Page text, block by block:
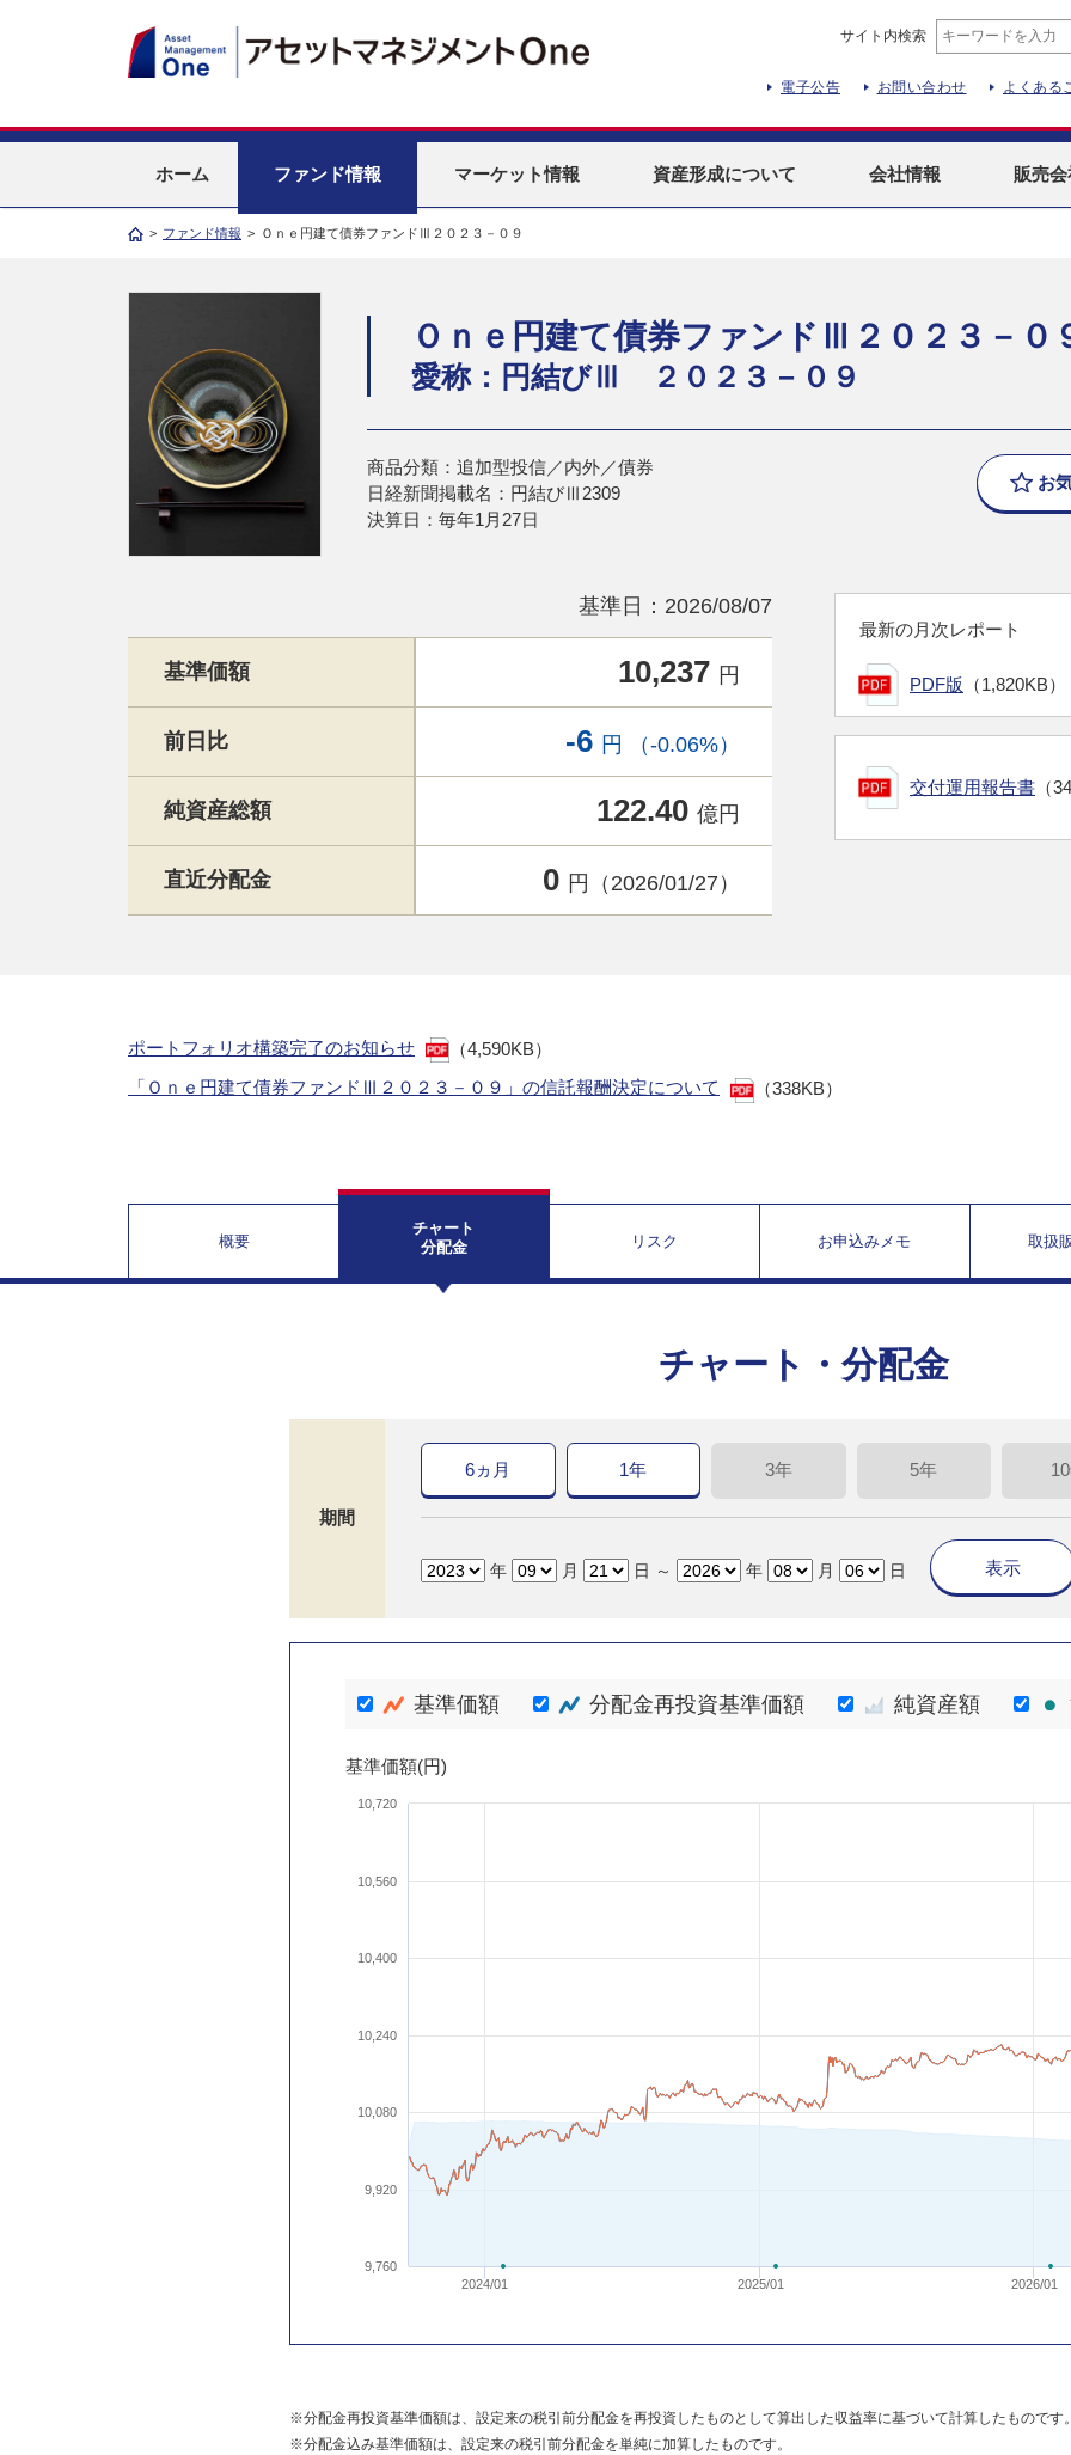
サイト内検索
電子公告 お問い合わせ よくある
ホーム ファンド情報 マーケット情報 資産形成について 会社情報 販売
> ファンド情報 > Ｏｎｅ円建て債券ファンドⅢ２０２３－０９
Ｏｎｅ円建て債券ファンドⅢ２０２３－０
愛称：円結びⅢ ２０２３－０９
商品分類：追加型投信／内外／債券
日経新聞掲載名：円結びⅢ2309
決算日：毎年1月27日
お
基準日：2026/08/07
基準価額 10,237 円
前日比 -6 円 （-0.06%）
純資産総額 122.40 億円
直近分配金 0 円（2026/01/27）
最新の月次レポート
PDF版 （1,820KB）
交付運用報告書 （
ポートフォリオ構築完了のお知らせ
（4,590KB）
「Ｏｎｅ円建て債券ファンドⅢ２０２３－０９」の信託報酬決定について
（338KB）
概要
チャート
分配金
リスク お申込みメモ 取扱
チャート・分配金
期間
6ヵ月 1年 3年 5年
年 月 日 ～ 年 月 日 表示
基準価額 分配金再投資基準価額 純資産額
基準価額(円)
2024/01 2025/01 2026/01
9,760
9,920
10,080
10,240
10,400
10,560
10,720
※分配金再投資基準価額は、設定来の税引前分配金を再投資したものとして算出した収益率に基づいて計算したものです。
※分配金込み基準価額は、設定来の税引前分配金を単純に加算したものです。